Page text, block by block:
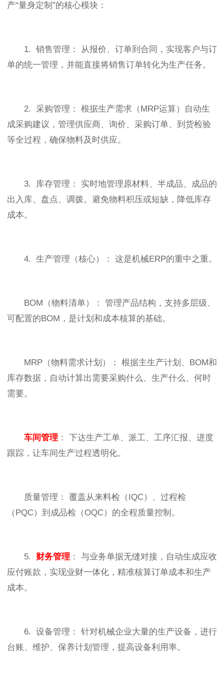
产“量身定制”的核心模块：
1. 销售管理： 从报价、订单到合同，实现客户与订
单的统一管理，并能直接将销售订单转化为生产任务。
2. 采购管理： 根据生产需求（MRP运算）自动生
成采购建议，管理供应商、询价、采购订单、到货检验
等全过程，确保物料及时供应。
3. 库存管理： 实时地管理原材料、半成品、成品的
出入库、盘点、调拨。避免物料积压或短缺，降低库存
成本。
4. 生产管理（核心）： 这是机械ERP的重中之重。
BOM（物料清单）： 管理产品结构，支持多层级、
可配置的BOM，是计划和成本核算的基础。
MRP（物料需求计划）： 根据主生产计划、BOM和
库存数据，自动计算出需要采购什么、生产什么、何时
需要。
车间管理 ： 下达生产工单、派工、工序汇报、进度
跟踪，让车间生产过程透明化。
质量管理： 覆盖从来料检（IQC）、过程检
（PQC）到成品检（OQC）的全程质量控制。
5. 财务管理 ： 与业务单据无缝对接，自动生成应收
应付账款，实现业财一体化，精准核算订单成本和生产
成本。
6. 设备管理： 针对机械企业大量的生产设备，进行
台账、维护、保养计划管理，提高设备利用率。